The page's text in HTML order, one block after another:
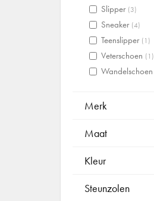
Slipper (3)
Sneaker (4)
Teenslipper (1)
Veterschoen (1)
Wandelschoen
Merk
Maat
Kleur
Steunzolen